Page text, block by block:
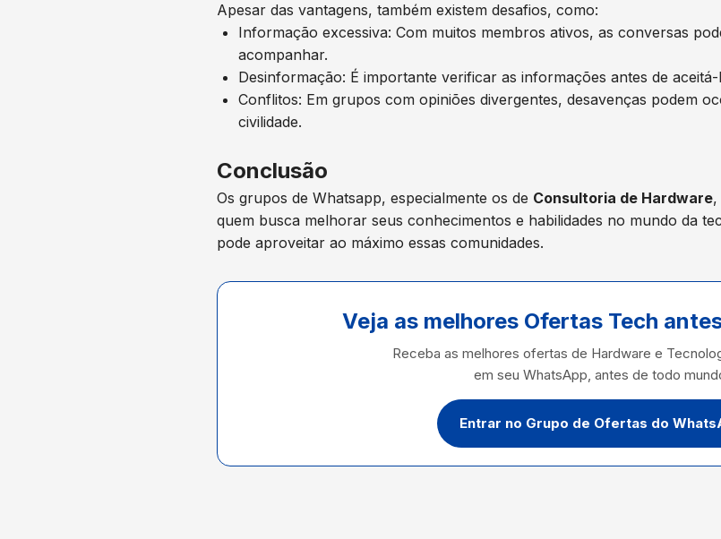
Apesar das vantagens, também existem desafios, como:
Informação excessiva: Com muitos membros ativos, as conversas
acompanhar.
Desinformação: É importante verificar as informações antes de
Conflitos: Em grupos com opiniões divergentes, desavenças podem
civilidade.
Conclusão
Os grupos de Whatsapp, especialmente os de Consultoria de Hardware,
quem busca melhorar seus conhecimentos e habilidades no mundo da
pode aproveitar ao máximo essas comunidades.
Veja as melhores Ofertas Tech
Receba as melhores ofertas de Hardware e
em seu WhatsApp, antes de todo
Entrar no Grupo de Ofertas do